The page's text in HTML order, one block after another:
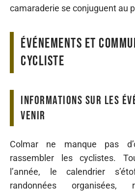
camaraderie se conjuguent au
Événements et
cycliste
Informations sur les
venir
Colmar ne manque pas
rassembler les cyclistes.
l’année, le calendrier
randonnées organisées,